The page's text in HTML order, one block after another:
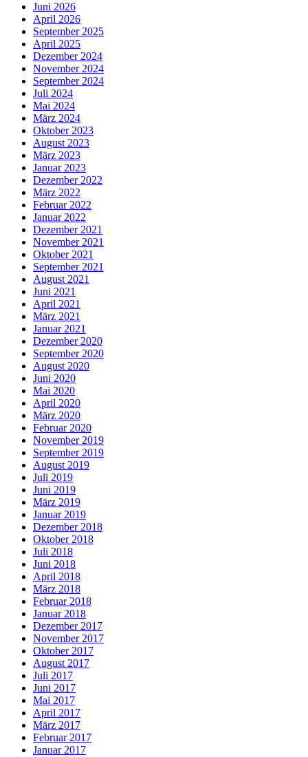
Juni 2026
April 2026
September 2025
April 2025
Dezember 2024
November 2024
September 2024
Juli 2024
Mai 2024
März 2024
Oktober 2023
August 2023
März 2023
Januar 2023
Dezember 2022
März 2022
Februar 2022
Januar 2022
Dezember 2021
November 2021
Oktober 2021
September 2021
August 2021
Juni 2021
April 2021
März 2021
Januar 2021
Dezember 2020
September 2020
August 2020
Juni 2020
Mai 2020
April 2020
März 2020
Februar 2020
November 2019
September 2019
August 2019
Juli 2019
Juni 2019
März 2019
Januar 2019
Dezember 2018
Oktober 2018
Juli 2018
Juni 2018
April 2018
März 2018
Februar 2018
Januar 2018
Dezember 2017
November 2017
Oktober 2017
August 2017
Juli 2017
Juni 2017
Mai 2017
April 2017
März 2017
Februar 2017
Januar 2017